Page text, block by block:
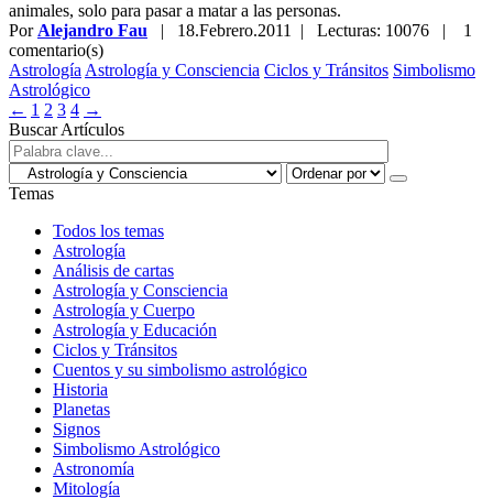
animales, solo para pasar a matar a las personas.
Por Alejandro Fau | 18.Febrero.2011 | Lecturas: 10076 |
1
comentario(s)
Astrología Astrología y Consciencia Ciclos y Tránsitos Simbolismo
Astrológico
← 1 2 3 4 →
Buscar Artículos
Temas
Todos los temas
Astrología
Análisis de cartas
Astrología y Consciencia
Astrología y Cuerpo
Astrología y Educación
Ciclos y Tránsitos
Cuentos y su simbolismo astrológico
Historia
Planetas
Signos
Simbolismo Astrológico
Astronomía
Mitología